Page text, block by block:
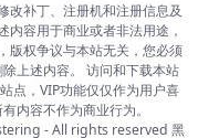
改补丁、注册机和注册信息及
容用于商业或者非法用途，
版权争议与本站无关，您必须
上述内容。 访问和下载本站
点，VIP功能仅仅作为用户喜
内容不作为商业行为。
- All rights reserved 黑